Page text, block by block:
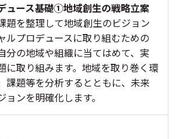
ュース基礎①地域創生の戦略立案
題を整理して地域創生のビジョン
ルプロデュースに取り組むための
分の地域や組織に当てはめて、実
に取り組みます。地域を取り巻く環
課題等を分析するとともに、未来
ンを明確化します。